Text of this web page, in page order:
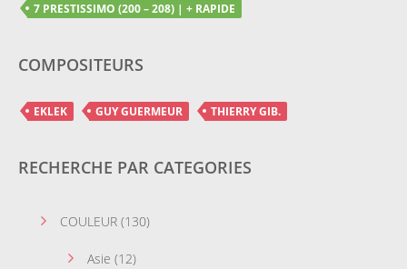
7 PRESTISSIMO (200 – 208) | + RAPIDE
COMPOSITEURS
EKLEK GUY GUERMEUR THIERRY GIB.
RECHERCHE PAR CATEGORIES
COULEUR (130)
Asie (12)